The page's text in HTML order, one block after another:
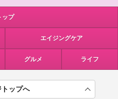
ップ
エイジングケア
グルメ ライフ
ップへ